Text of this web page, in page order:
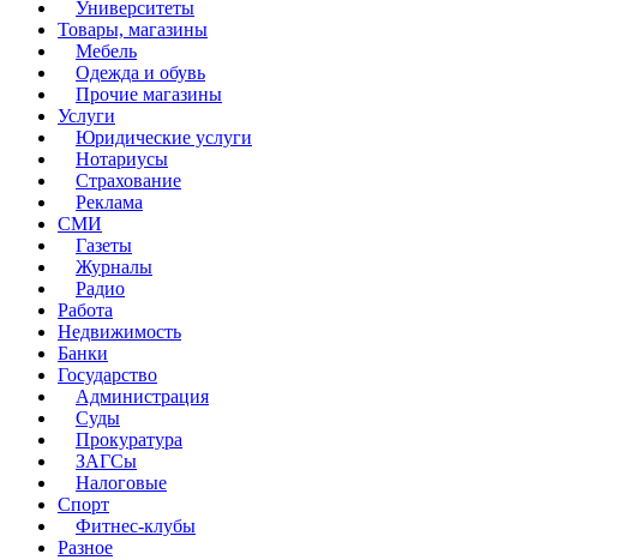
Университеты
Товары, магазины
Мебель
Одежда и обувь
Прочие магазины
Услуги
Юридические услуги
Нотариусы
Страхование
Реклама
СМИ
Газеты
Журналы
Радио
Работа
Недвижимость
Банки
Государство
Администрация
Суды
Прокуратура
ЗАГСы
Налоговые
Спорт
Фитнес-клубы
Разное